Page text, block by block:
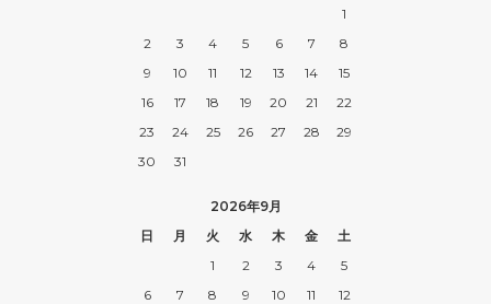
1
2
3 4 5 6 7
8
9
10 11 12 13 14
15
16
17 18 19 20 21
22
23
24 25 26 27 28
29
30
31
2026年9月
日
月 火 水 木 金
土
1
2 3 4
5
6
7 8 9 10 11
12